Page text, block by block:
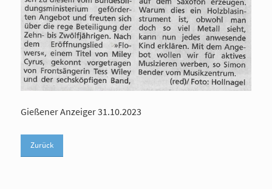
Gießener Anzeiger 31.10.2023
Zurück